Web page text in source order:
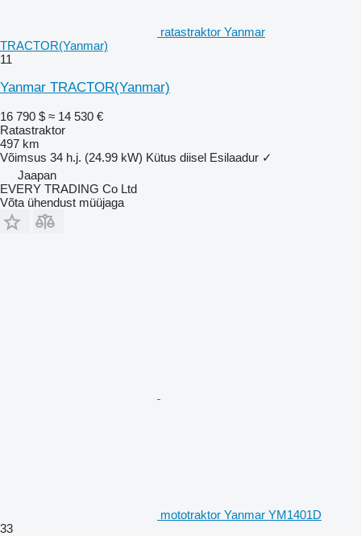
ratastraktor Yanmar
TRACTOR(Yanmar)
11
Yanmar TRACTOR(Yanmar)
16 790 $ ≈ 14 530 €
Ratastraktor
497 km
Võimsus 34 h.j. (24.99 kW) Kütus diisel Esilaadur ✓
Jaapan
EVERY TRADING Co Ltd
Võta ühendust müüjaga
mototraktor Yanmar YM1401D
33